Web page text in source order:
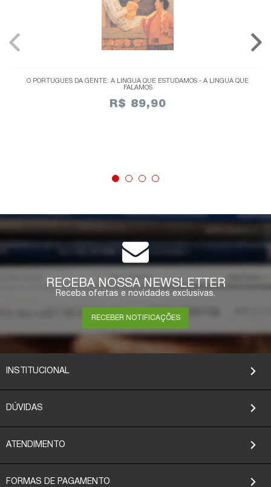
O PORTUGUÊS DA GENTE: A LÍNGUA QUE ESTUDAMOS - A LÍNGUA QUE
FALAMOS
R$ 89,90
ESGOTADO
RECEBA NOSSA NEWSLETTER
Receba ofertas e novidades exclusivas.
RECEBER NOTIFICAÇÕES
INSTITUCIONAL
DÚVIDAS
ATENDIMENTO
FORMAS DE PAGAMENTO